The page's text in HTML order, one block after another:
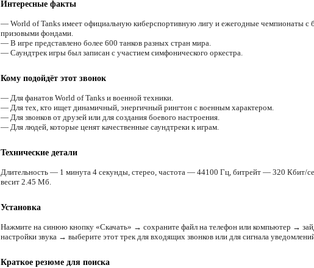
Интересные факты
— World of Tanks имеет официальную киберспортивную лигу и ежегодные чемпионаты с
призовыми фондами.
— В игре представлено более 600 танков разных стран мира.
— Саундтрек игры был записан с участием симфонического оркестра.
Кому подойдёт этот звонок
— Для фанатов World of Tanks и военной техники.
— Для тех, кто ищет динамичный, энергичный рингтон с военным характером.
— Для звонков от друзей или для создания боевого настроения.
— Для людей, которые ценят качественные саундтреки к играм.
Технические детали
Длительность — 1 минута 4 секунды, стерео, частота — 44100 Гц, битрейт — 320 Кбит/
весит 2.45 Мб.
Установка
Нажмите на синюю кнопку «Скачать» → сохраните файл на телефон или компьютер →
настройки звука → выберите этот трек для входящих звонков или для сигнала
Краткое резюме для поиска